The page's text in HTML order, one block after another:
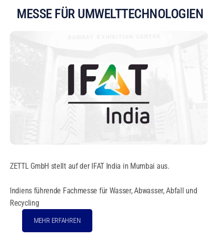
MESSE FÜR UMWELTTECHNOLOGIEN
ZETTL GmbH stellt auf der IFAT India in Mumbai aus.
Indiens führende Fachmesse für Wasser, Abwasser, Abfall und
Recycling
MEHR ERFAHREN